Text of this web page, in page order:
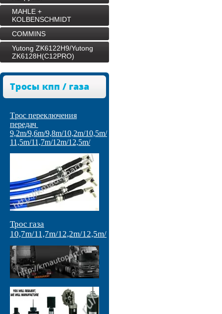
MAHLE +
KOLBENSCHMIDT
COMMINS
Yutong ZK6122H9/Yutong
ZK6128H(C12PRO)
Тросы кпп / газа
Tрос переключения
передач
9,2m/9,6m/9,8m/10,2m/10,5m/
11,5m/11,7m/12m/12,5m/
Трос газа
10,7m/11,7m/12,2m/12,5m/